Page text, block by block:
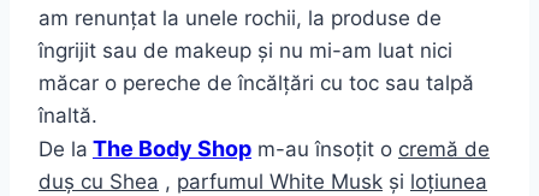
am renunțat la unele rochii, la produse de
îngrijit sau de makeup și nu mi-am luat nici
măcar o pereche de încălțări cu toc sau talpă
înaltă.
De la The Body Shop m-au însoțit o cremă de
duș cu Shea , parfumul White Musk și loțiunea